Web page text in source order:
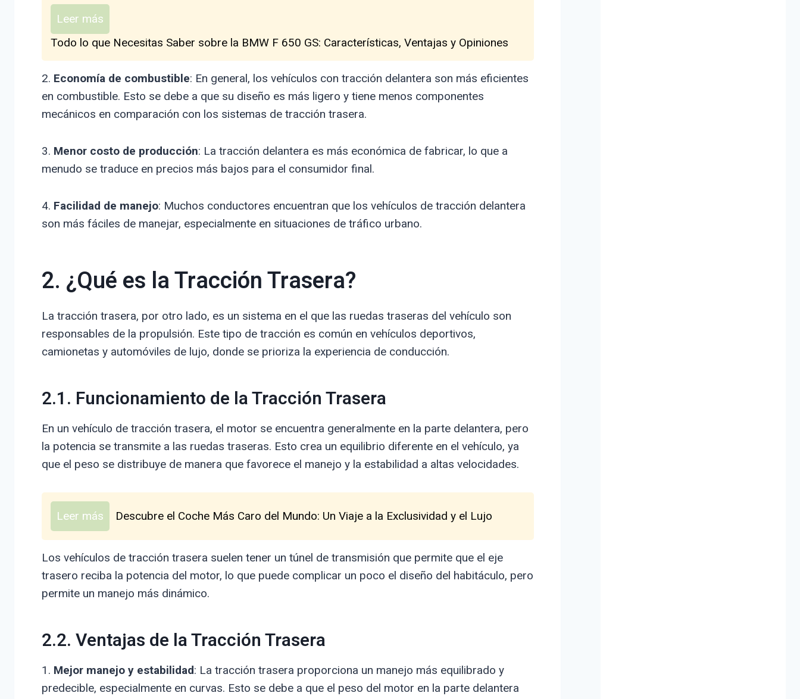
Leer más
Todo lo que Necesitas Saber sobre la BMW F 650 GS: Características, Ventajas y Opiniones
2. Economía de combustible: En general, los vehículos con tracción delantera son más eficientes
en combustible. Esto se debe a que su diseño es más ligero y tiene menos componentes
mecánicos en comparación con los sistemas de tracción trasera.
3. Menor costo de producción: La tracción delantera es más económica de fabricar, lo que a
menudo se traduce en precios más bajos para el consumidor final.
4. Facilidad de manejo: Muchos conductores encuentran que los vehículos de tracción delantera
son más fáciles de manejar, especialmente en situaciones de tráfico urbano.
2. ¿Qué es la Tracción Trasera?
La tracción trasera, por otro lado, es un sistema en el que las ruedas traseras del vehículo son
responsables de la propulsión. Este tipo de tracción es común en vehículos deportivos,
camionetas y automóviles de lujo, donde se prioriza la experiencia de conducción.
2.1. Funcionamiento de la Tracción Trasera
En un vehículo de tracción trasera, el motor se encuentra generalmente en la parte delantera, pero
la potencia se transmite a las ruedas traseras. Esto crea un equilibrio diferente en el vehículo, ya
que el peso se distribuye de manera que favorece el manejo y la estabilidad a altas velocidades.
Leer más Descubre el Coche Más Caro del Mundo: Un Viaje a la Exclusividad y el Lujo
Los vehículos de tracción trasera suelen tener un túnel de transmisión que permite que el eje
trasero reciba la potencia del motor, lo que puede complicar un poco el diseño del habitáculo, pero
permite un manejo más dinámico.
2.2. Ventajas de la Tracción Trasera
1. Mejor manejo y estabilidad: La tracción trasera proporciona un manejo más equilibrado y
predecible, especialmente en curvas. Esto se debe a que el peso del motor en la parte delantera